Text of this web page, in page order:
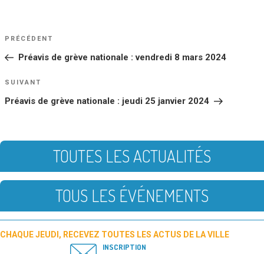
NAVIGATION
DE
Article
PRÉCÉDENT
Préavis de grève nationale : vendredi 8 mars 2024
Article
SUIVANT
Préavis de grève nationale : jeudi 25 janvier 2024
TOUTES LES ACTUALITÉS
TOUS LES ÉVÉNEMENTS
CHAQUE JEUDI, RECEVEZ TOUTES LES ACTUS DE LA VILLE
INSCRIPTION